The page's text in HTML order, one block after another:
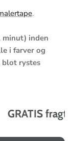
.
minut) inden
i farver og
blot rystes
GRATIS fragt